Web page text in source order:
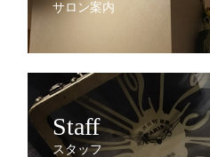
サロン案内
Staff
スタッフ